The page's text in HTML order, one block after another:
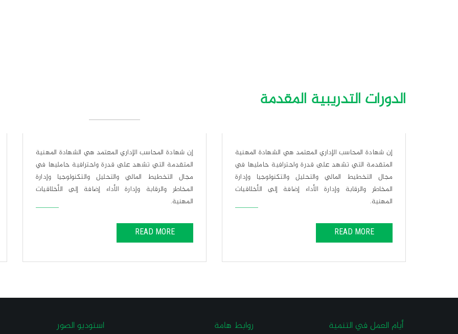
الدورات التدريبية المقدمة
إن شهادة المحاسب الإداري المعتمد هي الشهادة المهنية
المتقدمة التي تشهد على قدرة واحترافية حامليها في
مجال التخطيط المالي والتحليل والتكنولوجيا وإدارة
المخاطر والرقابة وإدارة الأداء إضافة إلى الأخلاقيات
المهنية.
READ MORE
إن شهادة المحاسب الإداري المعتمد هي الشهادة المهنية
المتقدمة التي تشهد على قدرة واحترافية حامليها في
مجال التخطيط المالي والتحليل والتكنولوجيا وإدارة
المخاطر والرقابة وإدارة الأداء إضافة إلى الأخلاقيات
المهنية.
READ MORE
أيام العمل في التنمية روابط هامة استوديو الصور